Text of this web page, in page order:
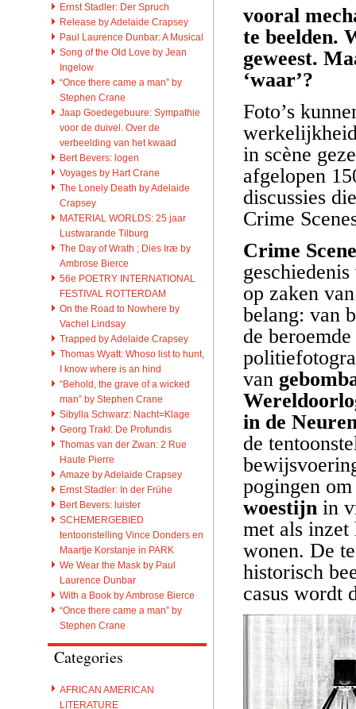
Ernst Stadler: Der Spruch
Release by Adelaide Crapsey
Paul Laurence Dunbar: A Musical
Song of the Old Love by Jean
Ingelow
“Once there came a man” by
Stephen Crane
Jaap Goedegebuure: Sympathie
voor de duivel. Over de
verbeelding van het kwaad
Bert Bevers: logen
Voyages by Hart Crane
The Lonely Death by Adelaide
Crapsey
MATERIAL WORLDS: 25 jaar
Lustwarande Tilburg
The Day of Wrath ; Dies Iræ by
Ambrose Bierce
56e POETRY INTERNATIONAL
FESTIVAL ROTTERDAM
On the Road to Nowhere by
Vachel Lindsay
Trapped by Adelaide Crapsey
Thomas Wyatt: Whoso list to hunt,
I know where is an hind
“Behold, the grave of a wicked
man” by Stephen Crane
Sibylla Schwarz: Nacht=Klage
Georg Trakl: De Profundis
Thomas van der Zwan: 2 Rue
Haute Pierre
Amaze by Adelaide Crapsey
Ernst Stadler: In der Frühe
Bert Bevers: luister
SCHEMERGEBIED
tentoonstelling Vince Donders en
Maartje Korstanje in PARK
We Wear the Mask by Paul
Laurence Dunbar
With a Book by Ambrose Bierce
“Once there came a man” by
Stephen Crane
Categories
AFRICAN AMERICAN
LITERATURE
vooral
te beelden.
geweest.
‘waar’?
Foto’s
in scène
afgelopen
discussies
Crime
Crime
op zaken
belang: van
de
van
in de
de
pogingen
woestijn in
met als inzet
wonen. De
historisch
casus wordt